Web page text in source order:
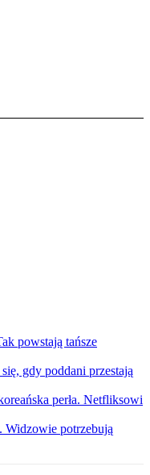
powstają tańsze
gdy poddani przestają
perła. Netfliksowi
Widzowie potrzebują